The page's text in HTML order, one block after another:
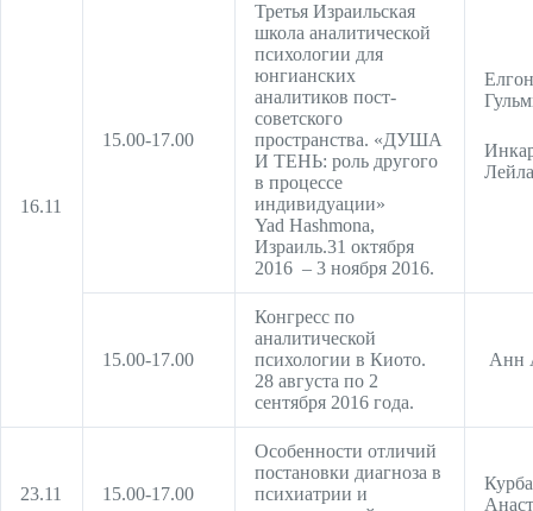
16.11
15.00-17.00
Третья Израильская
школа аналитической
психологии для
юнгианских
аналитиков пост-
советского
пространства. «ДУША
И ТЕНЬ: роль другого
в процессе
индивидуации»
Yad Hashmona,
Израиль.31 октября
2016 – 3 ноября 2016.
Лейла
15.00-17.00
Конгресс по
аналитической
психологии в Киото.
28 августа по 2
сентября 2016 года.
Анн
23.11 15.00-17.00
Особенности отличий
постановки диагноза в
психиатрии и